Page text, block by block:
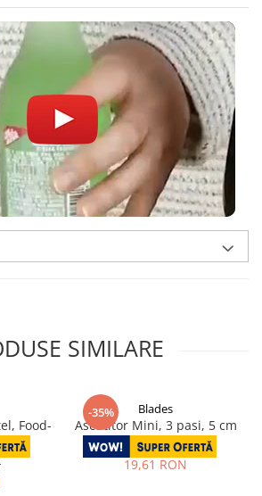
SIMILARE
Food-
-35% Blades
Ascutitor Mini, 3 pasi, 5 cm
30,00 RON
19,61 RON